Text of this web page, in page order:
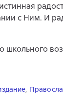
с Ним. И
школьного
,